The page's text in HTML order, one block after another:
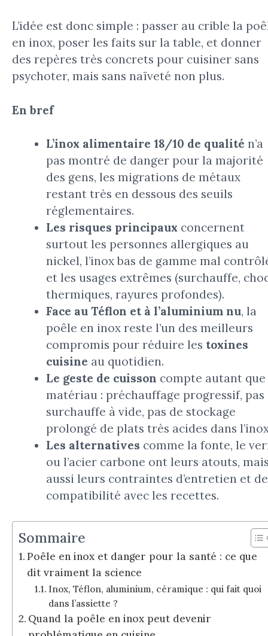
L’idée est donc simple : passer au crible la
en inox, poser les faits sur la table, et donner
des repères très concrets pour cuisiner sans
psychoter, mais sans naïveté non plus.
En bref
L’inox alimentaire 18/10 de qualité n’a
pas montré de danger pour la majorité
des gens, les migrations de métaux
restant très en dessous des seuils
réglementaires.
Les risques principaux concernent
surtout les personnes allergiques au
nickel, l’inox bas de gamme mal
et les usages extrêmes (surchauffe,
thermiques, rayures profondes).
Face au Téflon et à l’aluminium nu, la
poêle en inox reste l’un des meilleurs
compromis pour réduire les toxines
cuisine au quotidien.
Le geste de cuisson compte autant que
matériau : préchauffage progressif, pas
surchauffe à vide, pas de stockage
prolongé de plats très acides dans
Les alternatives comme la fonte, le
ou l’acier carbone ont leurs atouts,
aussi leurs contraintes d’entretien et de
compatibilité avec les recettes.
Sommaire
Poêle en inox et danger pour la santé : ce que
dit vraiment la science
Inox, Téflon, aluminium, céramique : qui fait quoi
dans l’assiette ?
Quand la poêle en inox peut devenir